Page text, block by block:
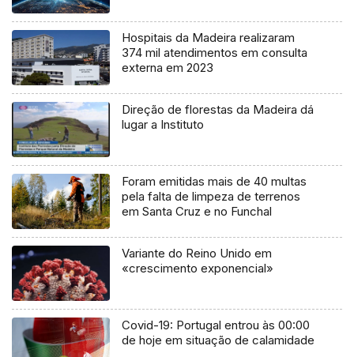
Hospitais da Madeira realizaram
374 mil atendimentos em consulta
externa em 2023
Direção de florestas da Madeira dá
lugar a Instituto
Foram emitidas mais de 40 multas
pela falta de limpeza de terrenos
em Santa Cruz e no Funchal
Variante do Reino Unido em
«crescimento exponencial»
Covid-19: Portugal entrou às 00:00
de hoje em situação de calamidade